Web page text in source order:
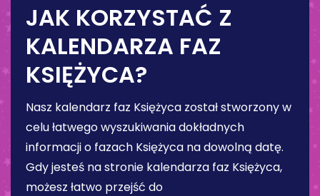
JAK KORZYSTAĆ Z
KALENDARZA FAZ
KSIĘŻYCA?
Nasz kalendarz faz Księżyca został stworzony w
celu łatwego wyszukiwania dokładnych
informacji o fazach Księżyca na dowolną datę.
Gdy jesteś na stronie kalendarza faz Księżyca,
możesz łatwo przejść do